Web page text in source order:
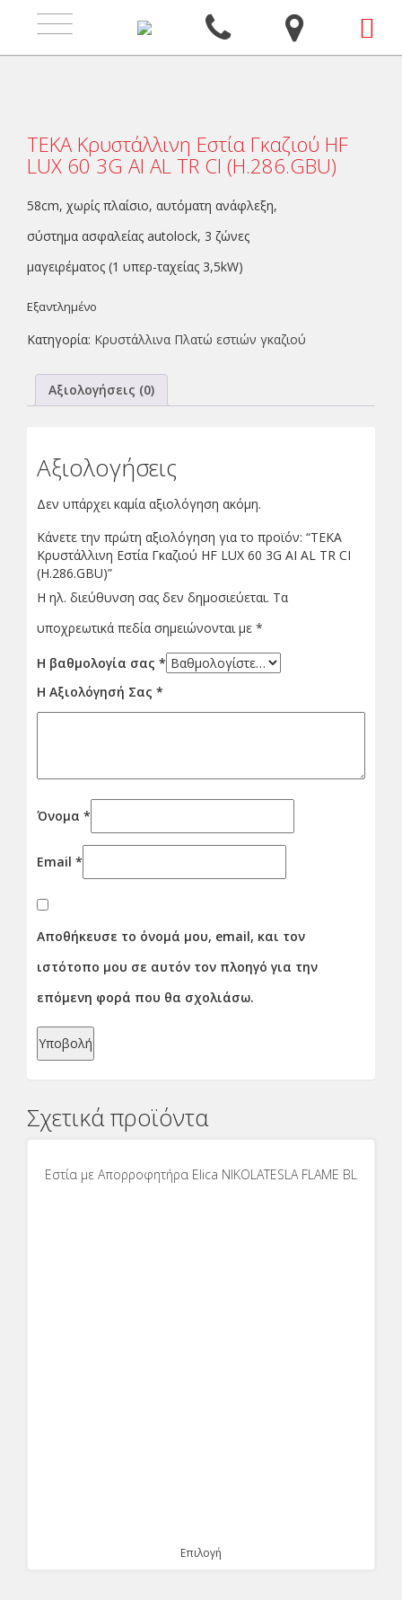
Toggle
navigation
ΤΕΚΑ Κρυστάλλινη Εστία Γκαζιού HF
LUX 60 3G AI AL TR CI (H.286.GBU)
58cm, χωρίς πλαίσιο, αυτόματη ανάφλεξη,
σύστημα ασφαλείας autolock, 3 ζώνες
μαγειρέματος (1 υπερ-ταχείας 3,5kW)
Εξαντλημένο
Κατηγορία: Κρυστάλλινα Πλατώ εστιών γκαζιού
Αξιολογήσεις (0)
Αξιολογήσεις
Δεν υπάρχει καμία αξιολόγηση ακόμη.
Κάνετε την πρώτη αξιολόγηση για το προϊόν: “ΤΕΚΑ
Κρυστάλλινη Εστία Γκαζιού HF LUX 60 3G AI AL TR CI
(H.286.GBU)”
Η ηλ. διεύθυνση σας δεν δημοσιεύεται. Τα
υποχρεωτικά πεδία σημειώνονται με *
Η βαθμολογία σας *
Η Αξιολόγησή Σας *
Όνομα *
Email *
Αποθήκευσε το όνομά μου, email, και τον
ιστότοπο μου σε αυτόν τον πλοηγό για την
επόμενη φορά που θα σχολιάσω.
Σχετικά προϊόντα
Εστία με Απορροφητήρα Elica NIKOLATESLA FLAME BL
Επιλογή